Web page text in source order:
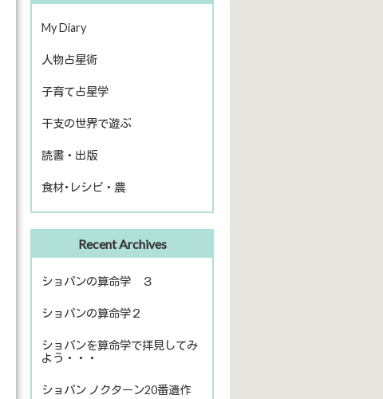
My Diary
ピアノ再開
人物占星術
歴史上の人物
話題の人物
子育て占星学
干支の世界で遊ぶ
きのえねファイル
運命を左右する星について
読書・出版
冬のソナタ
食材･レシピ・農
農を考える
Recent Archives
ショパンの算命学 ３
ショパンの算命学２
ショパンを算命学で拝見してみ
よう・・・
ショパン ノクターン20番遺作